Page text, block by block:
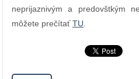
neprijaznivým a predovštkým
môžete prečítaťTU